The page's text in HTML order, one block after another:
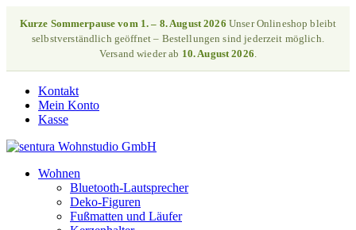
Kurze Sommerpause vom 1. – 8. August 2026 Unser Onlineshop bleibt
selbstverständlich geöffnet – Bestellungen sind jederzeit möglich.
Versand wieder ab 10. August 2026.
Kontakt
Mein Konto
Kasse
Wohnen
Bluetooth-Lautsprecher
Deko-Figuren
Fußmatten und Läufer